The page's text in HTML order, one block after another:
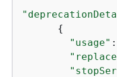
{
"usage" :